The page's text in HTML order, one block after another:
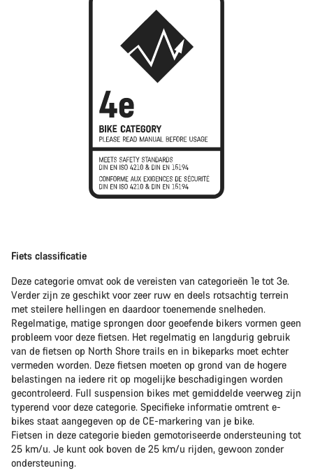
Fiets classificatie
Deze categorie omvat ook de vereisten van categorieën 1e tot 3e.
Verder zijn ze geschikt voor zeer ruw en deels rotsachtig terrein
met steilere hellingen en daardoor toenemende snelheden.
Regelmatige, matige sprongen door geoefende bikers vormen geen
probleem voor deze fietsen. Het regelmatig en langdurig gebruik
van de fietsen op North Shore trails en in bikeparks moet echter
vermeden worden. Deze fietsen moeten op grond van de hogere
belastingen na iedere rit op mogelijke beschadigingen worden
gecontroleerd. Full suspension bikes met gemiddelde veerweg zijn
typerend voor deze categorie. Specifieke informatie omtrent e-
bikes staat aangegeven op de CE-markering van je bike.
Fietsen in deze categorie bieden gemotoriseerde ondersteuning tot
25 km/u. Je kunt ook boven de 25 km/u rijden, gewoon zonder
ondersteuning.